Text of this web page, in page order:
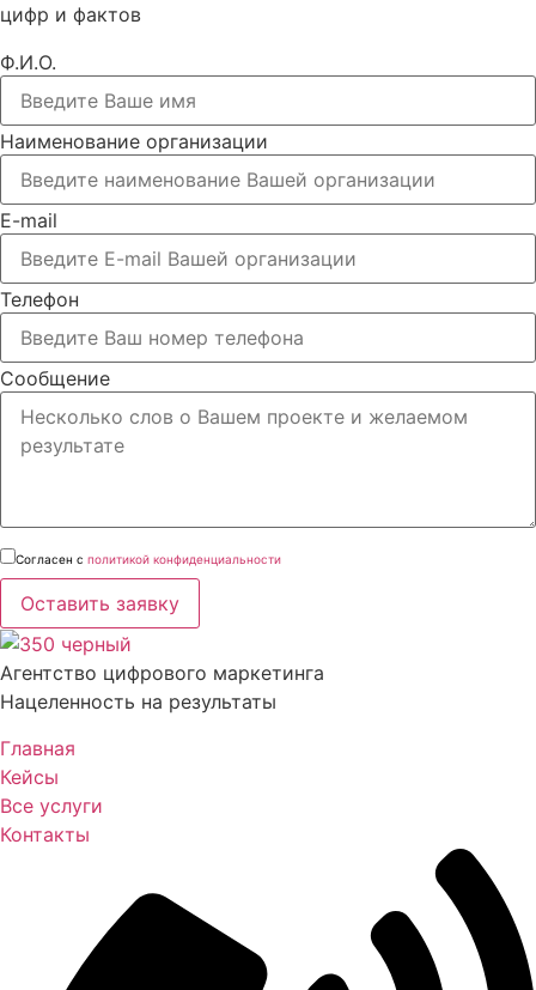
цифр и фактов
Ф.И.О.
Наименование организации
E-mail
Телефон
Сообщение
Согласен с политикой конфиденциальности
Оставить заявку
Агентство цифрового маркетинга
Нацеленность на результаты
Главная
Кейсы
Все услуги
Контакты